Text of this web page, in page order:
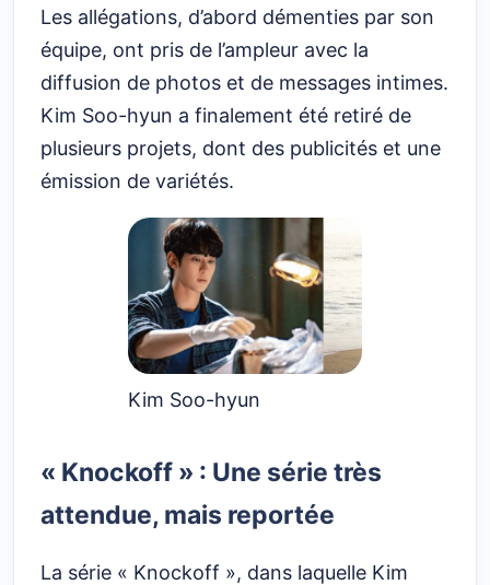
Les allégations, d’abord démenties par son
équipe, ont pris de l’ampleur avec la
diffusion de photos et de messages intimes.
Kim Soo-hyun a finalement été retiré de
plusieurs projets, dont des publicités et une
émission de variétés.
Kim Soo-hyun
« Knockoff » : Une série très
attendue, mais reportée
La série « Knockoff », dans laquelle Kim